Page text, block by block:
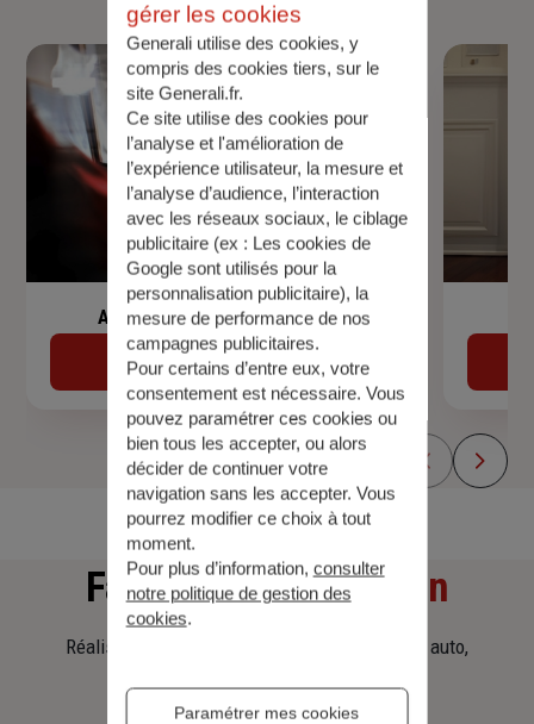
Assurance de prêt immobilier
Découvrir
Faitesune simulation
Réalisez une simulation tarifaire d'assurance, auto,
gérer les cookies
Generali utilise des cookies, y
compris des cookies tiers, sur le
site Generali.fr.
Ce site utilise des cookies pour
l’analyse et l'amélioration de
l’expérience utilisateur, la mesure et
l’analyse d’audience, l’interaction
avec les réseaux sociaux, le ciblage
publicitaire (ex : Les cookies de
Google sont utilisés pour la
personnalisation publicitaire), la
mesure de performance de nos
campagnes publicitaires.
Pour certains d’entre eux, votre
consentement est nécessaire. Vous
pouvez paramétrer ces cookies ou
bien tous les accepter, ou alors
décider de continuer votre
navigation sans les accepter. Vous
pourrez modifier ce choix à tout
moment.
Pour plus d’information, consulter
notre politique de gestion des
cookies.
Paramétrer mes cookies